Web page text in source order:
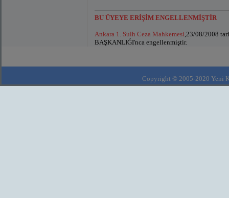
BU ÜYEYE ERİŞİM ENGELLENMİŞTİR
Ankara 1. Sulh Ceza Mahkemesi ,23/08/2008
BAŞKANLIĞI'nca engellenmiştir.
Copyright © 2005-2020 Yeni